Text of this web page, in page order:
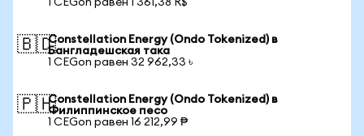
1 CEGon равен 1 361,38 R$
🇧🇩Constellation Energy (Ondo Tokenized) в
Бангладешская така
1 CEGon равен 32 962,33 ৳
🇵🇭Constellation Energy (Ondo Tokenized) в
Филиппинское песо
1 CEGon равен 16 212,99 ₱